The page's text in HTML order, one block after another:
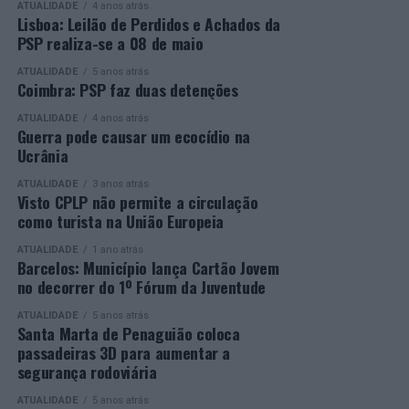
Mais informações em:
https://awards.innovationinpolitics.eu/
Durante a cerimónia foi ainda reconhecido o trabalho
desenvolvido por toda a equipa de formadores e
para o sucesso desta edição do Curso EFA.
A Escola de Tecnologia e Gestão de Barcelos continua a
afirmar-se como uma referência na formação
profissional e na qualificação de adultos, contribuindo
para o desenvolvimento de competências, o aumento da
empregabilidade e a valorização do capital humano do
concelho e da região.
A Empresa Municipal de Educação e Cultura de Barcelos
felicita todos os diplomados por esta importante
conquista, desejando-lhes os maiores sucessos pessoais,
profissionais e académicos, convicta de que este diploma
representa o início de novas oportunidades e novos
desafios.
ATUALIDADE 4 anos atrás
Lisboa: Leilão de Perdidos e Achados da
PSP realiza-se a 08 de maio
ATUALIDADE 5 anos atrás
Coimbra: PSP faz duas detenções
ATUALIDADE 4 anos atrás
Guerra pode causar um ecocídio na
Ucrânia
ATUALIDADE 3 anos atrás
Visto CPLP não permite a circulação
como turista na União Europeia
ATUALIDADE 1 ano atrás
Barcelos: Município lança Cartão Jovem
no decorrer do 1º Fórum da Juventude
ATUALIDADE 5 anos atrás
Santa Marta de Penaguião coloca
passadeiras 3D para aumentar a
segurança rodoviária
ATUALIDADE 5 anos atrás